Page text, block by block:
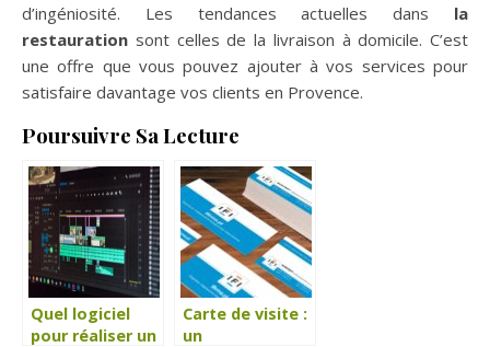
d’ingéniosité. Les tendances actuelles dans la
restauration sont celles de la livraison à domicile. C’est
une offre que vous pouvez ajouter à vos services pour
satisfaire davantage vos clients en Provence.
Poursuivre Sa Lecture
Quel logiciel
pour réaliser un
Carte de visite :
un